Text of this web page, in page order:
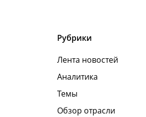
Рубрики
Лента новостей
Аналитика
Темы
Обзор отрасли